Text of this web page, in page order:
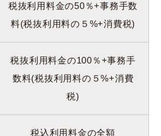
税抜利用料金の50％+事務手数
料(税抜利用料の５%+消費税)
税抜利用料金の100％+事務手
数料(税抜利用料の５%+消費
税)
税込利用料金の全額